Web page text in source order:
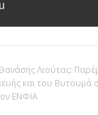
Λιούτας:
και του Βυτουμά
ΕΝΦΙΑ